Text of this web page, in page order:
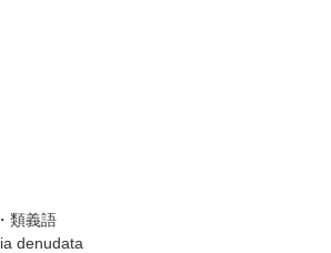
類義語
denudata